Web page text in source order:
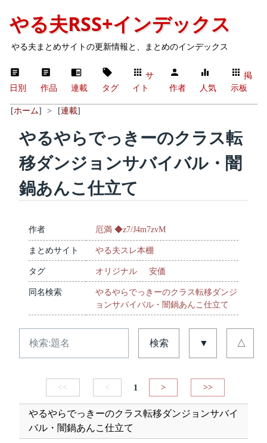
やる夫RSS+インデックス
やる夫まとめサイトの更新情報と、まとめのインデックス
日別 作品 連載 タグ
サ
イト
作者 人気
掲
示板
[ホーム] > [連載]
やるやらでっきーのクラス転
移ダンジョンサバイバル・闇
鍋あんこ仕立て
作者 厄満 ◆z7/J4m7zvM
まとめサイト やる夫スレ本棚
タグ オリジナル 安価
同名検索
やるやらでっきーのクラス転移ダンジ
ョンサバイバル・闇鍋あんこ仕立て
検索 ▼ △
<< < 1 > >>
やるやらでっきーのクラス転移ダンジョンサバイ
バル・闇鍋あんこ仕立て